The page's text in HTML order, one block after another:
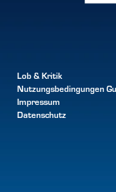
Lob & Kritik
Nutzungsbedingungen
Impressum
Datenschutz